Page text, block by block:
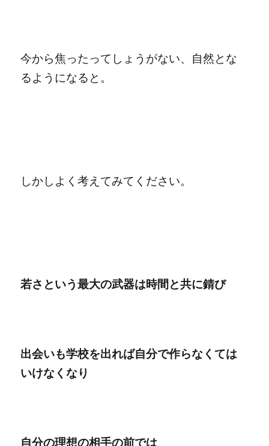
今から焦ったってしょうがない、自然とな
るようになると。
しかしよく考えてみてください。
若さという最大の武器は時間と共に錆び
出会いも学校を出れば自分で作らなくては
いけなくなり
自分の理想の相手の前では